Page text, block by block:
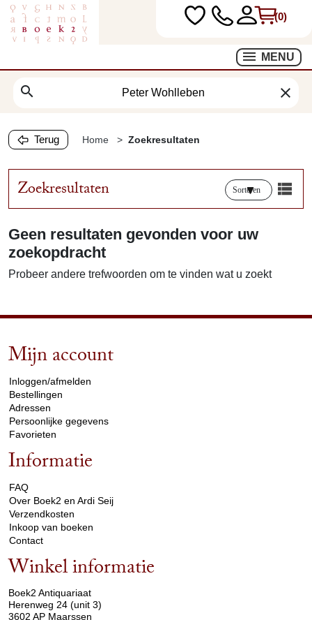
(0)
MENU
search clear
Terug Home Zoekresultaten
Zoekresultaten Sorteren
Geen resultaten gevonden voor uw
zoekopdracht
Probeer andere trefwoorden om te vinden wat u zoekt
Mijn account
Inloggen/afmelden
Bestellingen
Adressen
Persoonlijke gegevens
Favorieten
Informatie
FAQ
Over Boek2 en Ardi Seij
Verzendkosten
Inkoop van boeken
Contact
Winkel informatie
Boek2 Antiquariaat
Herenweg 24 (unit 3)
3602 AP Maarssen